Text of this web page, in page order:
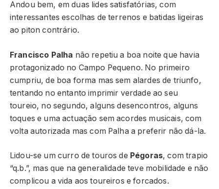
Andou bem, em duas lides satisfatórias, com
interessantes escolhas de terrenos e batidas ligeiras
ao piton contrário.
Francisco Palha não repetiu a boa noite que havia
protagonizado no Campo Pequeno. No primeiro
cumpriu, de boa forma mas sem alardes de triunfo,
tentando no entanto imprimir verdade ao seu
toureio, no segundo, alguns desencontros, alguns
toques e uma actuação sem acordes musicais, com
volta autorizada mas com Palha a preferir não dá-la.
Lidou-se um curro de touros de Pégoras, com trapio
“q.b.”, mas que na generalidade teve mobilidade e não
complicou a vida aos toureiros e forcados.